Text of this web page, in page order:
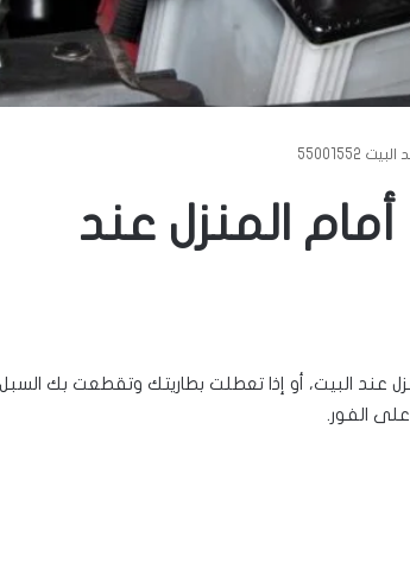
أمام المنزل عند
عند البيت، أو إذا تعطلت بطاريتك وتقطعت بك
الفور.